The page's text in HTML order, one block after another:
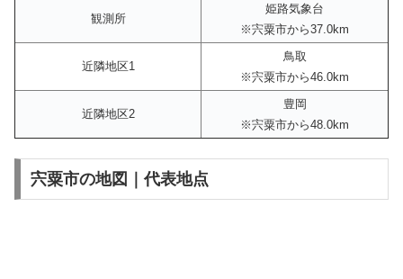
観測所
姫路気象台
※宍粟市から37.0km
近隣地区1
鳥取
※宍粟市から46.0km
近隣地区2
豊岡
※宍粟市から48.0km
宍粟市の地図｜代表地点